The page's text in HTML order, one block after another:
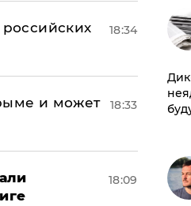
18:34
и может
18:33
18:09